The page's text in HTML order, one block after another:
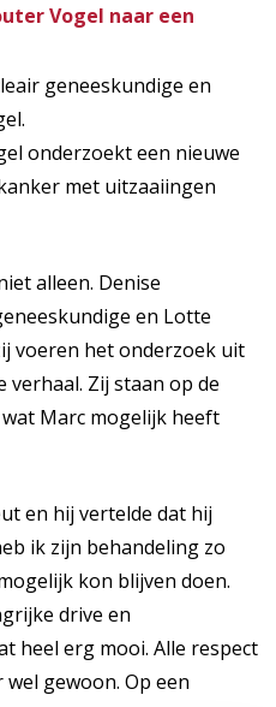
Vogel naar een
geneeskundige en
onderzoekt een nieuwe
met uitzaaiingen
alleen. Denise
en Lotte
voeren het onderzoek uit
verhaal. Zij staan op de
Marc mogelijk heeft
en hij vertelde dat hij
ik zijn behandeling zo
kon blijven doen.
drive en
heel erg mooi. Alle respect
gewoon. Op een